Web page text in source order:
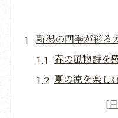
新潟の四季が彩る
春の風物詩を
夏の涼を楽し
秋の味覚を堪